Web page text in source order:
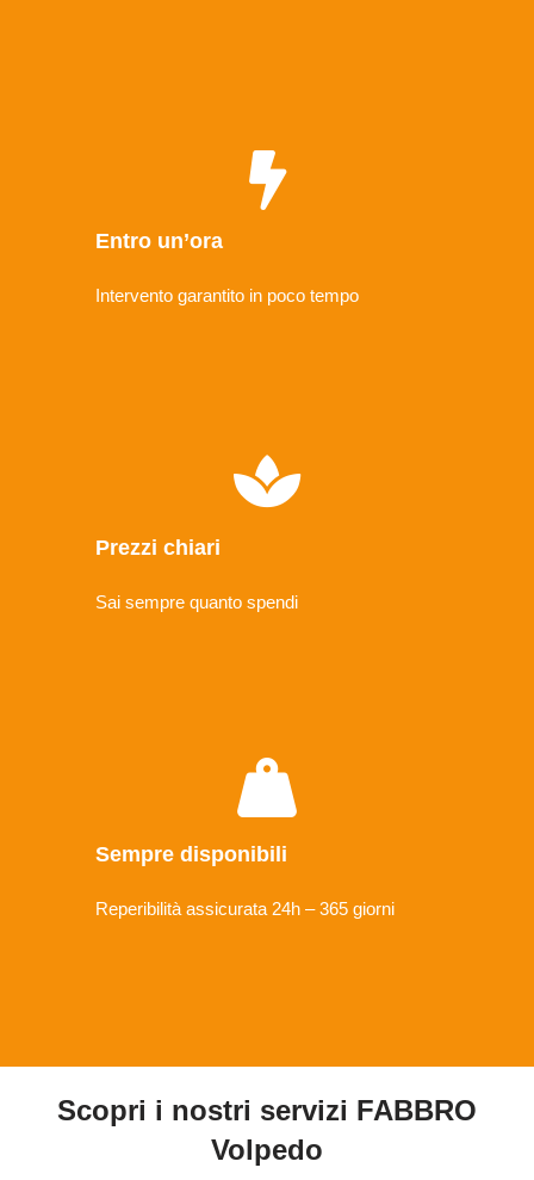
Entro un’ora
Intervento garantito in poco tempo
Prezzi chiari
Sai sempre quanto spendi
Sempre disponibili
Reperibilità assicurata 24h – 365 giorni
Scopri i nostri servizi FABBRO
Volpedo